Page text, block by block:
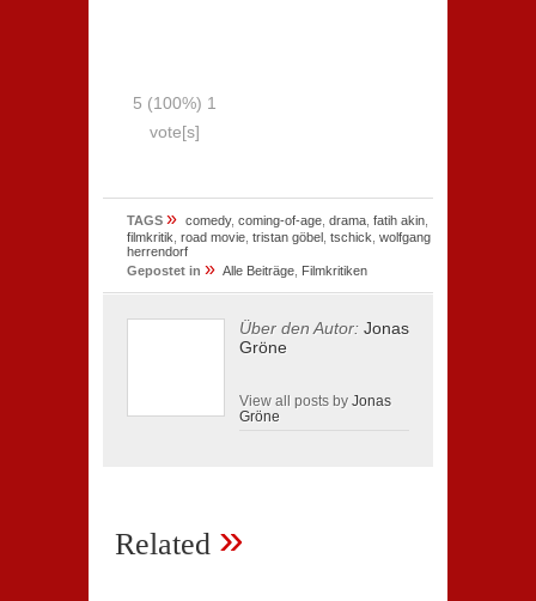
5 (100%) 1
vote[s]
TAGS » comedy, coming-of-age drama fatih akin
filmkritik road movie tristan göbel tschick wolfgang
herrendorf
Gepostet in » Alle Beiträge Filmkritiken
Über den Autor: Jonas
Gröne
View all posts by Jonas
Gröne
Related »